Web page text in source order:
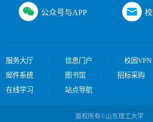
公众号与APP
服务大厅 信息门户
校园VPN
邮件系统
图书馆
招标采购
在线学习
站点导航
版权所有©山东理工大学